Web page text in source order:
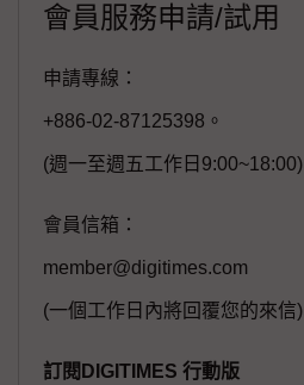
會員服務申請/試用
申請專線：
+886-02-87125398。
(週一至週五工作日9:00~18:00)
會員信箱：
member@digitimes.com
(一個工作日內將回覆您的來信)
訂閱DIGITIMES 行動版